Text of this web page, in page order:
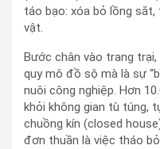
táo bạo: xóa bỏ lồng sắt,
vật.
Bước chân vào trang
quy mô đồ sộ mà là sự
nuôi công nghiệp. Hơn
khỏi không gian tù túng,
chuồng kín (closed
đơn thuần là việc tháo